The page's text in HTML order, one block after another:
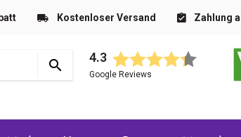
Kostenloser Versand Zahlung
4.3
Google Reviews